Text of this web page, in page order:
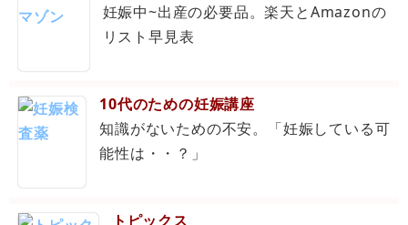
妊娠中~出産の必要品。楽天とAmazonの
リスト早見表
10代のための妊娠講座
知識がないための不安。「妊娠している可
能性は・・？」
トピックス